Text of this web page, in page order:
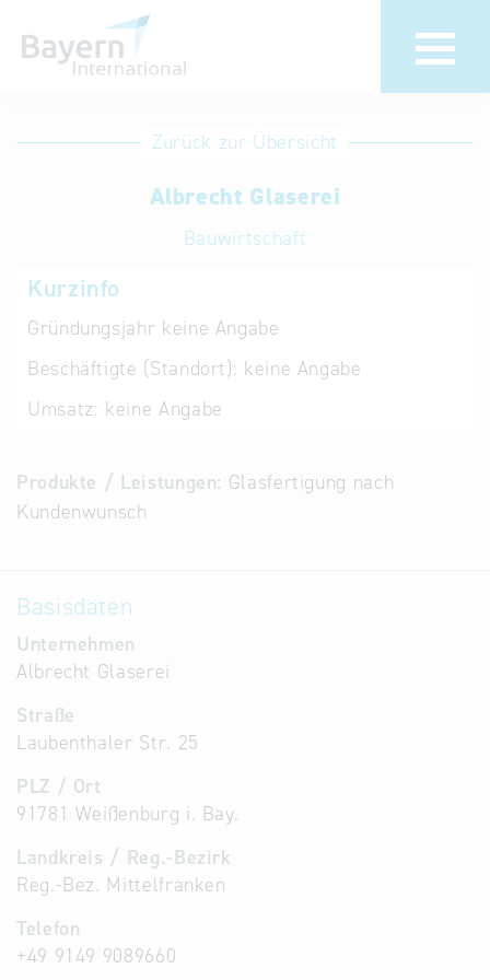
Anmeldung
Unternehmen
anmelden
Eintrag
löschen
Aktualisieren
Bavaria“
Datenbanken
Zurück zur Übersicht
Albrecht Glaserei
Bauwirtschaft
Kurzinfo
Gründungsjahr keine Angabe
Beschäftigte (Standort): keine Angabe
Umsatz: keine Angabe
Produkte / Leistungen: Glasfertigung nach
Kundenwunsch
Basisdaten
Unternehmen
Albrecht Glaserei
Straße
Laubenthaler Str. 25
PLZ / Ort
91781 Weißenburg i. Bay.
Landkreis / Reg.-Bezirk
Reg.-Bez. Mittelfranken
Telefon
+49 9149 9089660